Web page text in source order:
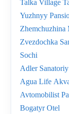
Talka Village
Yuzhnyy
Zhemchuzhina
Zvezdochka
Sochi
Adler
Agua Life
Avtomobilist
Bogatyr Otel